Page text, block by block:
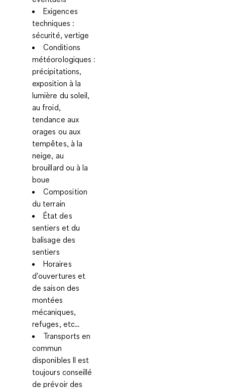
Exigences
techniques :
sécurité, vertige
Conditions
météorologiques :
précipitations,
exposition à la
lumière du soleil,
au froid,
tendance aux
orages ou aux
tempêtes, à la
neige, au
brouillard ou à la
boue
Composition
du terrain
État des
sentiers et du
balisage des
sentiers
Horaires
d'ouvertures et
de saison des
montées
mécaniques,
refuges, etc...
Transports en
commun
disponibles Il est
toujours conseillé
de prévoir des